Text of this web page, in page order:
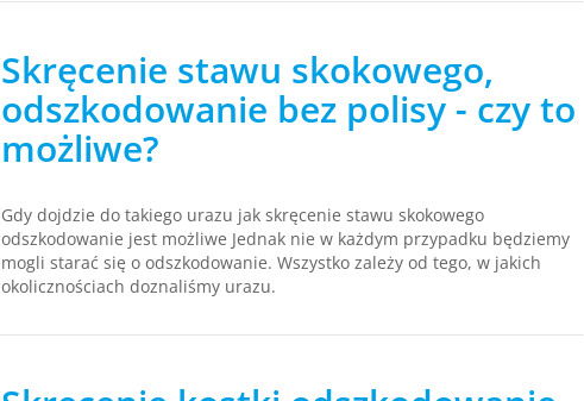
Skręcenie stawu skokowego,
odszkodowanie bez polisy - czy to
możliwe?
Gdy dojdzie do takiego urazu jak skręcenie stawu skokowego
odszkodowanie jest możliwe Jednak nie w każdym przypadku będziemy
mogli starać się o odszkodowanie. Wszystko zależy od tego, w jakich
okolicznościach doznaliśmy urazu.